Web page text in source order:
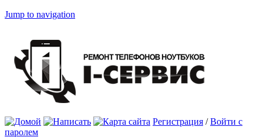
Jump to navigation
Регистрация /Войти с
паролем